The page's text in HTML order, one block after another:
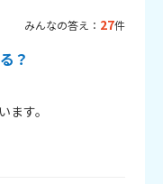
みんなの答え： 27件
？
す。